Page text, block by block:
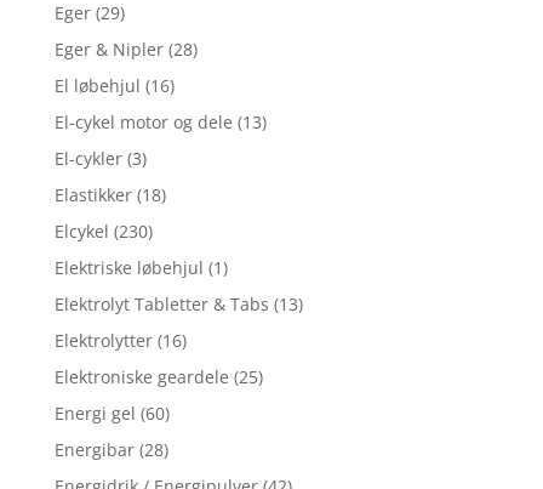
Eger (29)
Eger & Nipler (28)
El løbehjul (16)
El-cykel motor og dele (13)
El-cykler (3)
Elastikker (18)
Elcykel (230)
Elektriske løbehjul (1)
Elektrolyt Tabletter & Tabs (13)
Elektrolytter (16)
Elektroniske geardele (25)
Energi gel (60)
Energibar (28)